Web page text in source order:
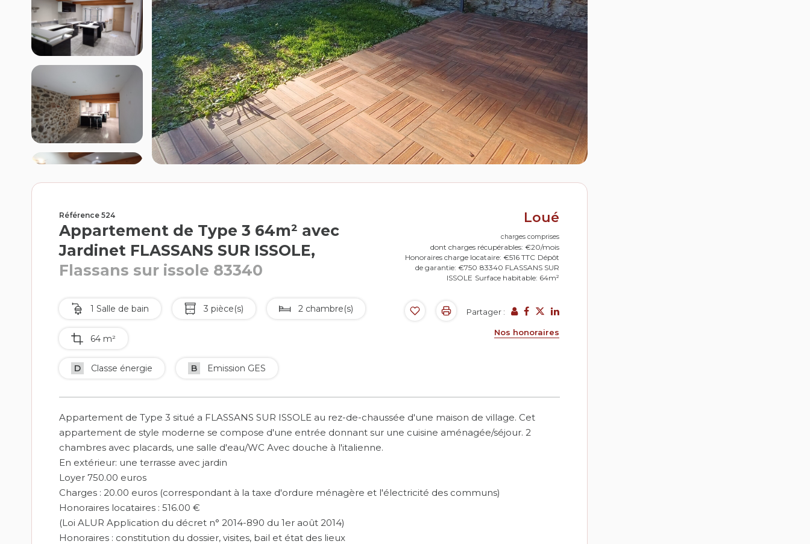
Référence 524
Appartement de Type 3 64m² avec
Jardinet FLASSANS SUR ISSOLE,
Flassans sur issole 83340
1 Salle de bain 3 pièce(s) 2 chambre(s)
64 m²
D Classe énergie B Emission GES
Loué
charges comprises
dont charges récupérables: €20/mois
Honoraires charge locataire: €516 TTC Dépôt
de garantie: €750 83340 FLASSANS SUR
ISSOLE Surface habitable: 64m²
Partager :
Nos honoraires
Appartement de Type 3 situé a FLASSANS SUR ISSOLE au rez-de-chaussée d'une maison de village. Cet
appartement de style moderne se compose d'une entrée donnant sur une cuisine aménagée/séjour. 2
chambres avec placards, une salle d'eau/WC Avec douche à l'italienne.
En extérieur: une terrasse avec jardin
Loyer 750.00 euros
Charges : 20.00 euros (correspondant à la taxe d'ordure ménagère et l'électricité des communs)
Honoraires locataires : 516.00 €
(Loi ALUR Application du décret n° 2014-890 du 1er août 2014)
Honoraires : constitution du dossier, visites, bail et état des lieux